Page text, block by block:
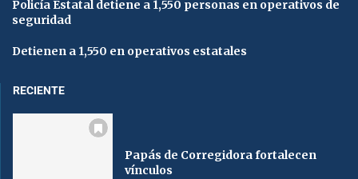
Policía Estatal detiene a 1,550 personas en operativos de
seguridad
Detienen a 1,550 en operativos estatales
RECIENTE
Papás de Corregidora fortalecen
vínculos